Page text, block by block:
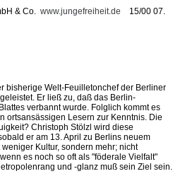
& Co. www.jungefreiheit.de 15/00 07.
bisherige Welt-Feuilletonchef der Berliner
Er ließ zu, daß das Berlin-
verbannt wurde. Folglich kommt es
ortsansässigen Lesern zur Kenntnis. Die
Christoph Stölzl wird diese
er am 13. April zu Berlins neuem
Kultur, sondern mehr; nicht
es noch so oft als "föderale Vielfalt"
und -glanz muß sein Ziel sein.